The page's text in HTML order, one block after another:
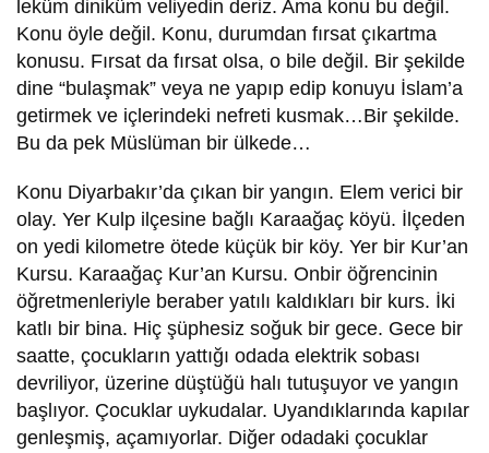
leküm diniküm veliyedin deriz. Ama konu bu değil.
Konu öyle değil. Konu, durumdan fırsat çıkartma
konusu. Fırsat da fırsat olsa, o bile değil. Bir şekilde
dine “bulaşmak” veya ne yapıp edip konuyu İslam’a
getirmek ve içlerindeki nefreti kusmak…Bir şekilde.
Bu da pek Müslüman bir ülkede…
Konu Diyarbakır’da çıkan bir yangın. Elem verici bir
olay. Yer Kulp ilçesine bağlı Karaağaç köyü. İlçeden
on yedi kilometre ötede küçük bir köy. Yer bir Kur’an
Kursu. Karaağaç Kur’an Kursu. Onbir öğrencinin
öğretmenleriyle beraber yatılı kaldıkları bir kurs. İki
katlı bir bina. Hiç şüphesiz soğuk bir gece. Gece bir
saatte, çocukların yattığı odada elektrik sobası
devriliyor, üzerine düştüğü halı tutuşuyor ve yangın
başlıyor. Çocuklar uykudalar. Uyandıklarında kapılar
genleşmiş, açamıyorlar. Diğer odadaki çocuklar